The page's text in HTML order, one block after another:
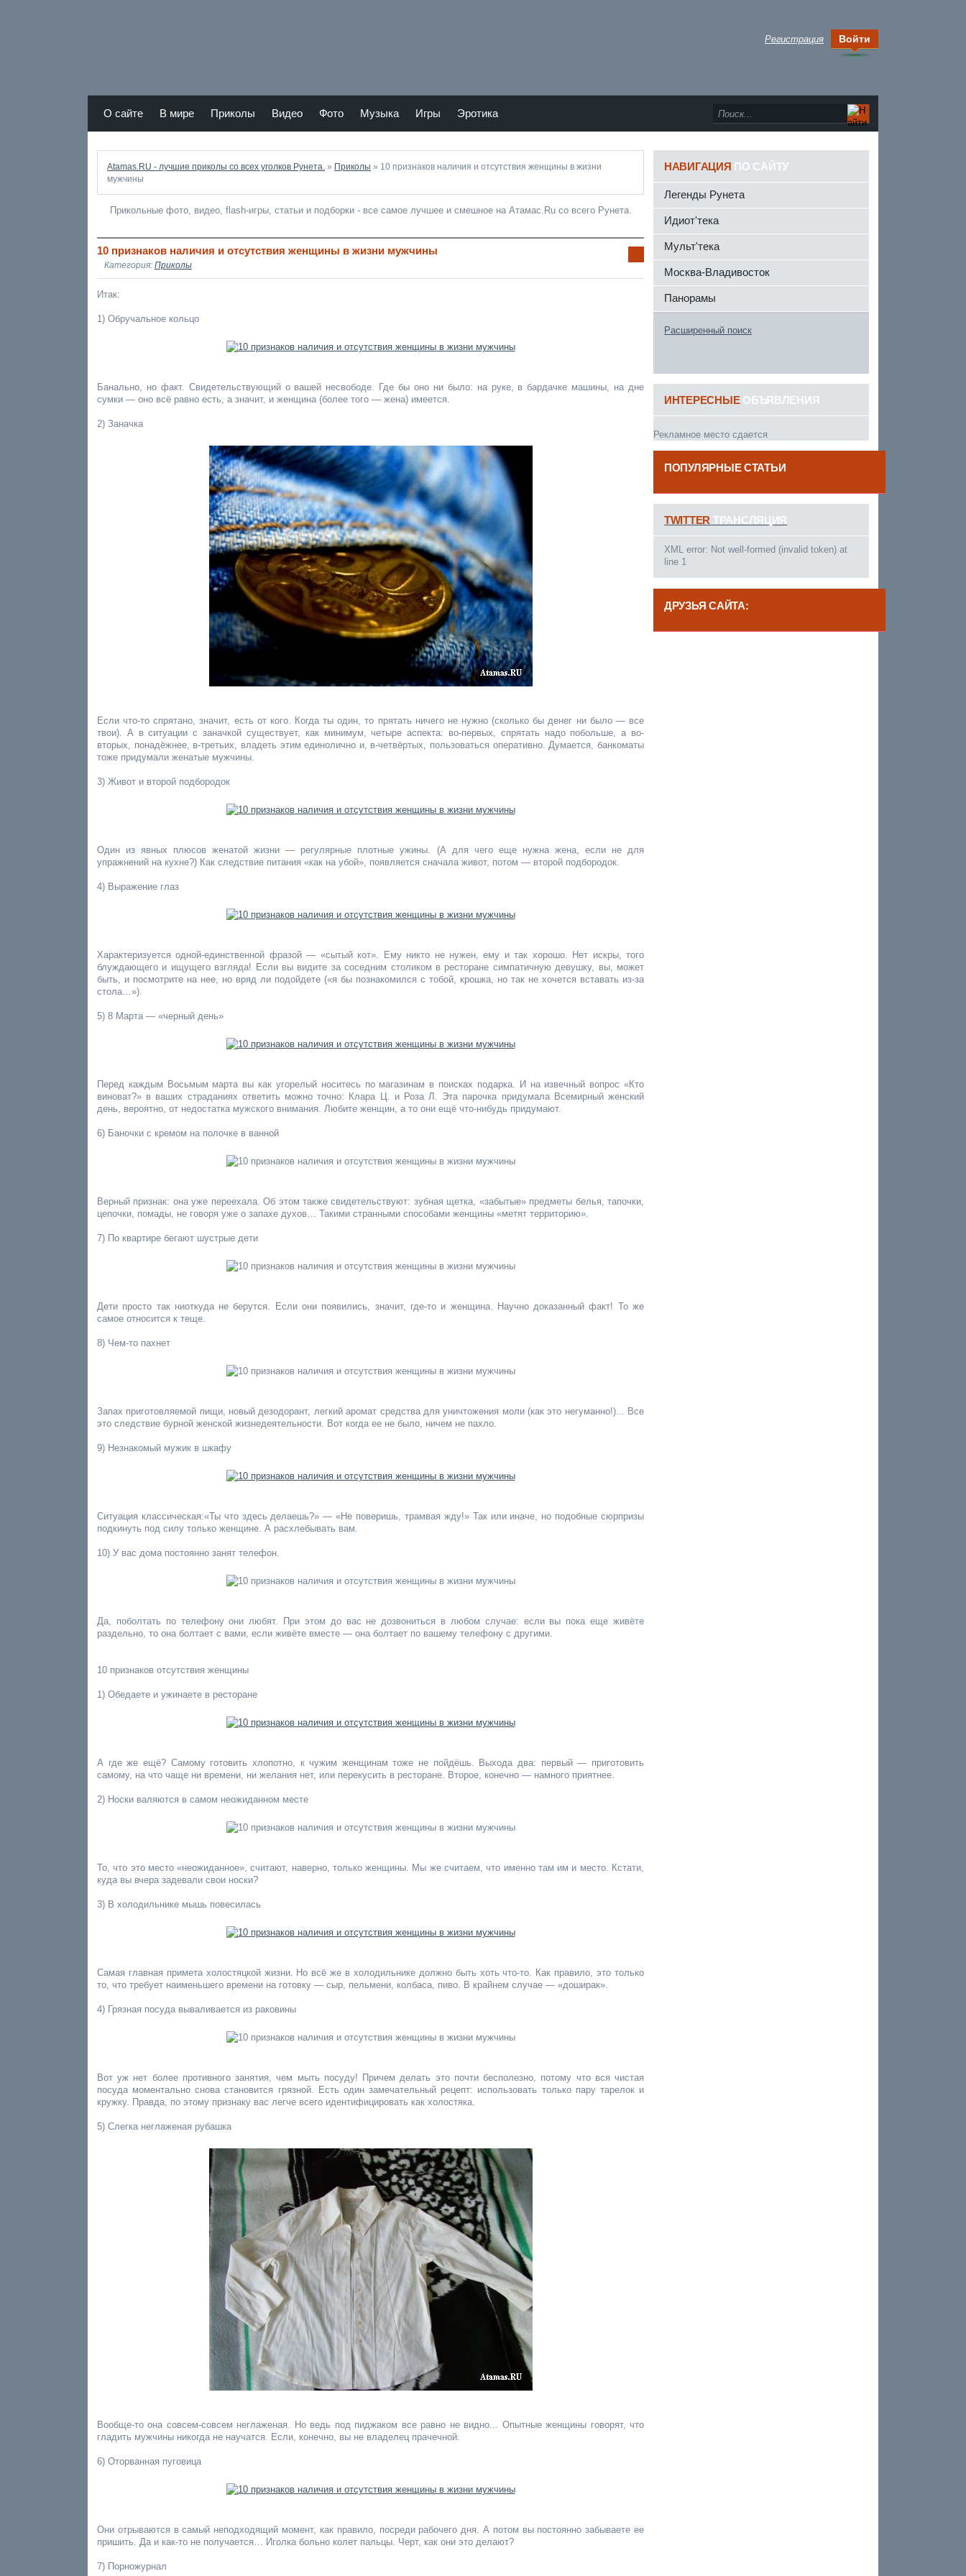
Регистрация Войти
as.ru
Twitte
О сайте В мире Приколы Видео Фото Музыка Игры Эротика
Atamas.RU - лучшие приколы со всех уголков Рунета. » Приколы » 10 признаков наличия и отсутствия женщины в жизни
мужчины
Прикольные фото, видео, flash-игры, статьи и подборки - все самое лучшее и смешное на Атамас.Ru со всего Рунета.
фо
10 признаков наличия и отсутствия женщины в жизни мужчины
Категория: Приколы
Итак:
1) Обручальное кольцо
Банально, но факт. Свидетельствующий о вашей несвободе. Где бы оно ни было: на руке, в бардачке машины, на дне
сумки — оно всё равно есть, а значит, и женщина (более того — жена) имеется.
2) Заначка
Если что-то спрятано, значит, есть от кого. Когда ты один, то прятать ничего не нужно (сколько бы денег ни было — все
твои). А в ситуации с заначкой существует, как минимум, четыре аспекта: во-первых, спрятать надо побольше, а во-
вторых, понадёжнее, в-третьих, владеть этим единолично и, в-четвёртых, пользоваться оперативно. Думается, банкоматы
тоже придумали женатые мужчины.
3) Живот и второй подбородок
Один из явных плюсов женатой жизни — регулярные плотные ужины. (А для чего еще нужна жена, если не для
упражнений на кухне?) Как следствие питания «как на убой», появляется сначала живот, потом — второй подбородок.
4) Выражение глаз
Характеризуется одной-единственной фразой — «сытый кот». Ему никто не нужен, ему и так хорошо. Нет искры, того
блуждающего и ищущего взгляда! Если вы видите за соседним столиком в ресторане симпатичную девушку, вы, может
быть, и посмотрите на нее, но вряд ли подойдете («я бы познакомился с тобой, крошка, но так не хочется вставать из-за
стола…»).
5) 8 Марта — «черный день»
Перед каждым Восьмым марта вы как угорелый носитесь по магазинам в поисках подарка. И на извечный вопрос «Кто
виноват?» в ваших страданиях ответить можно точно: Клара Ц. и Роза Л. Эта парочка придумала Всемирный женский
день, вероятно, от недостатка мужского внимания. Любите женщин, а то они ещё что-нибудь придумают.
6) Баночки с кремом на полочке в ванной
Верный признак: она уже переехала. Об этом также свидетельствуют: зубная щетка, «забытые» предметы белья, тапочки,
цепочки, помады, не говоря уже о запахе духов… Такими странными способами женщины «метят территорию».
7) По квартире бегают шустрые дети
Дети просто так ниоткуда не берутся. Если они появились, значит, где-то и женщина. Научно доказанный факт! То же
самое относится к теще.
8) Чем-то пахнет
Запах приготовляемой пищи, новый дезодорант, легкий аромат средства для уничтожения моли (как это негуманно!)... Все
это следствие бурной женской жизнедеятельности. Вот когда ее не было, ничем не пахло.
9) Незнакомый мужик в шкафу
Ситуация классическая:«Ты что здесь делаешь?» — «Не поверишь, трамвая жду!» Так или иначе, но подобные сюрпризы
подкинуть под силу только женщине. А расхлебывать вам.
10) У вас дома постоянно занят телефон.
Да, поболтать по телефону они любят. При этом до вас не дозвониться в любом случае: если вы пока еще живёте
раздельно, то она болтает с вами, если живёте вместе — она болтает по вашему телефону с другими.
10 признаков отсутствия женщины
1) Обедаете и ужинаете в ресторане
А где же ещё? Самому готовить хлопотно, к чужим женщинам тоже не пойдёшь. Выхода два: первый — приготовить
самому, на что чаще ни времени, ни желания нет, или перекусить в ресторане. Второе, конечно — намного приятнее.
2) Носки валяются в самом неожиданном месте
То, что это место «неожиданное», считают, наверно, только женщины. Мы же считаем, что именно там им и место. Кстати,
куда вы вчера задевали свои носки?
3) В холодильнике мышь повесилась
Самая главная примета холостяцкой жизни. Но всё же в холодильнике должно быть хоть что-то. Как правило, это только
то, что требует наименьшего времени на готовку — сыр, пельмени, колбаса, пиво. В крайнем случае — «доширак».
4) Грязная посуда вываливается из раковины
Вот уж нет более противного занятия, чем мыть посуду! Причем делать это почти бесполезно, потому что вся чистая
посуда моментально снова становится грязной. Есть один замечательный рецепт: использовать только пару тарелок и
кружку. Правда, по этому признаку вас легче всего идентифицировать как холостяка.
5) Слегка неглаженая рубашка
Вообще-то она совсем-совсем неглаженая. Но ведь под пиджаком все равно не видно... Опытные женщины говорят, что
гладить мужчины никогда не научатся. Если, конечно, вы не владелец прачечной.
6) Оторванная пуговица
Они отрываются в самый неподходящий момент, как правило, посреди рабочего дня. А потом вы постоянно забываете ее
пришить. Да и как-то не получается… Иголка больно колет пальцы. Черт, как они это делают?
7) Порножурнал
НАВИГАЦИЯ ПО САЙТУ
Легенды Рунета
Идиот'тека
Мульт'тека
Москва-Владивосток
Панорамы
Расширенный поиск
ИНТЕРЕСНЫЕОБЪЯВЛЕНИЯ
Рекламное место сдается
ПОПУЛЯРНЫЕ СТАТЬИ
------
TWITTER ТРАНСЛЯЦИЯ
XML error: Not well-formed (invalid token) at
line 1
ДРУЗЬЯ САЙТА: